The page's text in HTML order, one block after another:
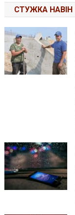
СТУЖКА НАВІН